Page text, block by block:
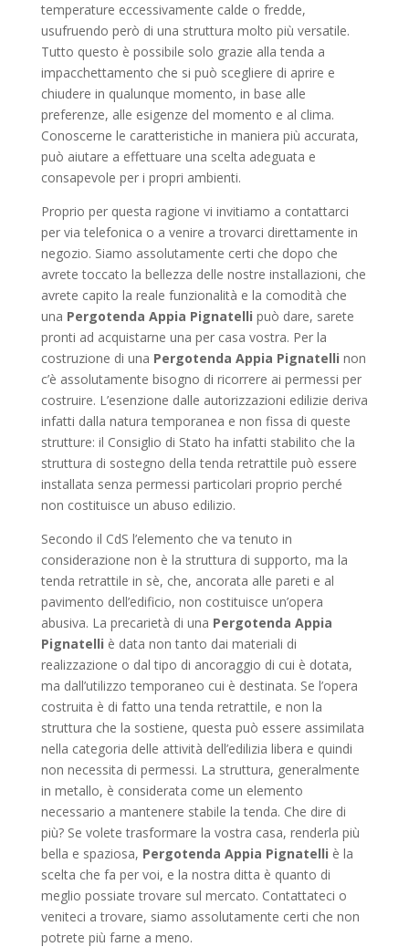
temperature eccessivamente calde o fredde,
usufruendo però di una struttura molto più versatile.
Tutto questo è possibile solo grazie alla tenda a
impacchettamento che si può scegliere di aprire e
chiudere in qualunque momento, in base alle
preferenze, alle esigenze del momento e al clima.
Conoscerne le caratteristiche in maniera più accurata,
può aiutare a effettuare una scelta adeguata e
consapevole per i propri ambienti.
Proprio per questa ragione vi invitiamo a contattarci
per via telefonica o a venire a trovarci direttamente in
negozio. Siamo assolutamente certi che dopo che
avrete toccato la bellezza delle nostre installazioni, che
avrete capito la reale funzionalità e la comodità che
una Pergotenda Appia Pignatelli può dare, sarete
pronti ad acquistarne una per casa vostra. Per la
costruzione di una Pergotenda Appia Pignatelli non
c’è assolutamente bisogno di ricorrere ai permessi per
costruire. L’esenzione dalle autorizzazioni edilizie deriva
infatti dalla natura temporanea e non fissa di queste
strutture: il Consiglio di Stato ha infatti stabilito che la
struttura di sostegno della tenda retrattile può essere
installata senza permessi particolari proprio perché
non costituisce un abuso edilizio.
Secondo il CdS l’elemento che va tenuto in
considerazione non è la struttura di supporto, ma la
tenda retrattile in sè, che, ancorata alle pareti e al
pavimento dell’edificio, non costituisce un’opera
abusiva. La precarietà di una Pergotenda Appia
Pignatelli è data non tanto dai materiali di
realizzazione o dal tipo di ancoraggio di cui è dotata,
ma dall’utilizzo temporaneo cui è destinata. Se l’opera
costruita è di fatto una tenda retrattile, e non la
struttura che la sostiene, questa può essere assimilata
nella categoria delle attività dell’edilizia libera e quindi
non necessita di permessi. La struttura, generalmente
in metallo, è considerata come un elemento
necessario a mantenere stabile la tenda. Che dire di
più? Se volete trasformare la vostra casa, renderla più
bella e spaziosa, Pergotenda Appia Pignatelli è la
scelta che fa per voi, e la nostra ditta è quanto di
meglio possiate trovare sul mercato. Contattateci o
veniteci a trovare, siamo assolutamente certi che non
potrete più farne a meno.